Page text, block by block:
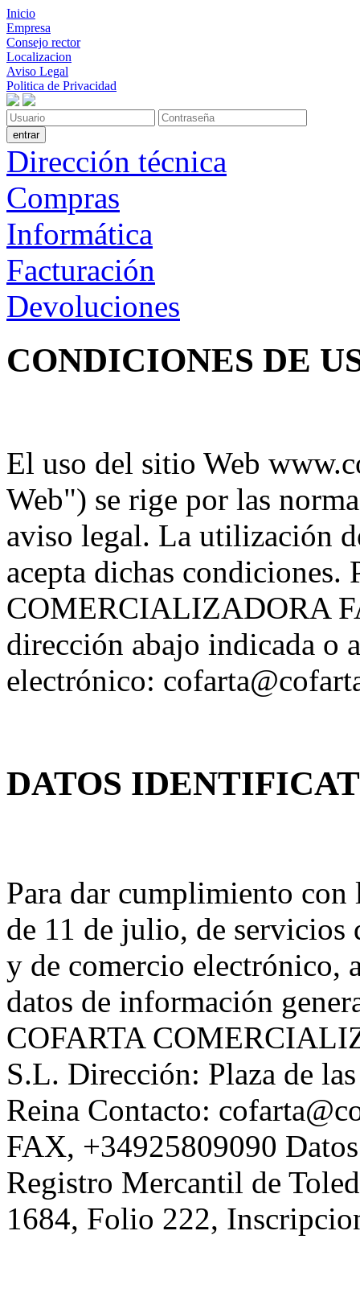
Inicio
Empresa
Consejo rector
Localizacion
Aviso Legal
Politica de Privacidad
Dirección técnica
Compras
Informática
Facturación
Devoluciones
CONDICIONES DE
El uso del sitio Web
Web") se rige por las
aviso legal. La utilización
acepta dichas condiciones.
COMERCIALIZADORA
dirección abajo indicada o
electrónico:
DATOS
Para dar cumplimiento
de 11 de julio, de servicios
y de comercio electrónico,
datos de información
COFARTA
S.L. Dirección: Plaza de
Reina Contacto:
FAX, +34925809090
Registro Mercantil de
1684, Folio 222,